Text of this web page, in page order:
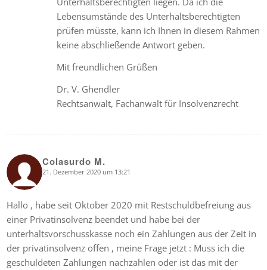
Lebensumstände des Unterhaltsberechtigten
prüfen müsste, kann ich Ihnen in diesem Rahmen
keine abschließende Antwort geben.
Mit freundlichen Grüßen
Dr. V. Ghendler
Rechtsanwalt, Fachanwalt für Insolvenzrecht
Colasurdo M.
says: 21. Dezember 2020 um 13:21
Hallo , habe seit Oktober 2020 mit Restschuldbefreiung aus
einer Privatinsolvenz beendet und habe bei der
unterhaltsvorschusskasse noch ein Zahlungen aus der Zeit in
der privatinsolvenz offen , meine Frage jetzt : Muss ich die
geschuldeten Zahlungen nachzahlen oder ist das mit der